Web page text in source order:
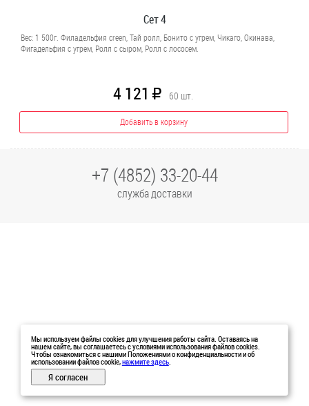
Сет 4
Вес: 1 500г. Филадельфия creen, Тай ролл, Бонито с угрем, Чикаго, Окинава,
Фигадельфия с угрем, Ролл с сыром, Ролл с лососем.
4 121 R 60 шт.
Добавить в корзину
+7 (4852) 33-20-44
служба доставки
Мы используем файлы cookies для улучшения работы сайта. Оставаясь на
нашем сайте, вы соглашаетесь с условиями использования файлов cookies.
Чтобы ознакомиться с нашими Положениями о конфиденциальности и об
использовании файлов cookie,нажмите здесь.
Я согласен